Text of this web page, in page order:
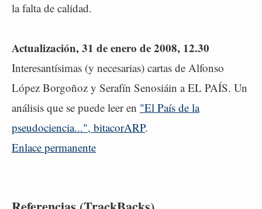
la falta de calidad.
Actualización, 31 de enero de 2008, 12.30
Interesantísimas (y necesarias) cartas de Alfonso
López Borgoñoz y Serafín Senosiáin a EL PAÍS. Un
análisis que se puede leer en "El País de la
pseudociencia...", bitacorARP.
Enlace permanente